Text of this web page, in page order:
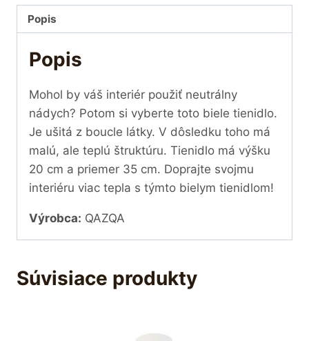
Popis
Popis
Mohol by váš interiér použiť neutrálny
nádych? Potom si vyberte toto biele tienidlo.
Je ušitá z boucle látky. V dôsledku toho má
malú, ale teplú štruktúru. Tienidlo má výšku
20 cm a priemer 35 cm. Doprajte svojmu
interiéru viac tepla s týmto bielym tienidlom!
Výrobca: QAZQA
Súvisiace produkty